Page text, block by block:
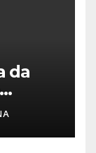
da
do